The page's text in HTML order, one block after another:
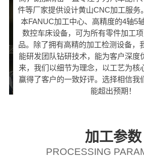
件等厂家提供设计黄山CNC加工服务
本FANUC加工中心、高精度的4轴5
数控车床设备，可为所有零件加工
品。除了拥有高精的加工检测设备，
能研发团队钻研技术，能为客户深度
来，我们以细节为理念，以工艺为核
赢得了客户的一致好评。选择相信我
能超出预期！
加工参数
PROCESSING